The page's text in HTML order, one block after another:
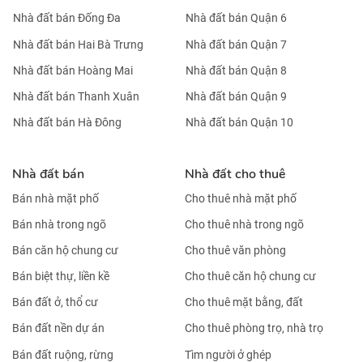
Nhà đất bán Đống Đa
Nhà đất bán Hai Bà Trưng
Nhà đất bán Hoàng Mai
Nhà đất bán Thanh Xuân
Nhà đất bán Hà Đông
Nhà đất bán Quận 6
Nhà đất bán Quận 7
Nhà đất bán Quận 8
Nhà đất bán Quận 9
Nhà đất bán Quận 10
Nhà đất bán
Bán nhà mặt phố
Bán nhà trong ngõ
Bán căn hộ chung cư
Bán biệt thự, liền kề
Bán đất ở, thổ cư
Bán đất nền dự án
Bán đất ruộng, rừng
Nhà đất cho thuê
Cho thuê nhà mặt phố
Cho thuê nhà trong ngõ
Cho thuê văn phòng
Cho thuê căn hộ chung cư
Cho thuê mặt bằng, đất
Cho thuê phòng trọ, nhà trọ
Tìm người ở ghép